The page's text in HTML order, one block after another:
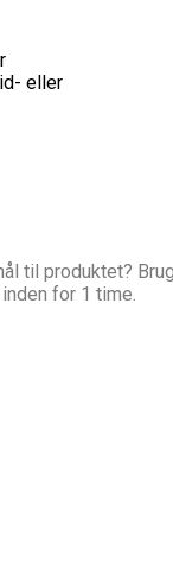
eller
til produktet?
for 1 time.